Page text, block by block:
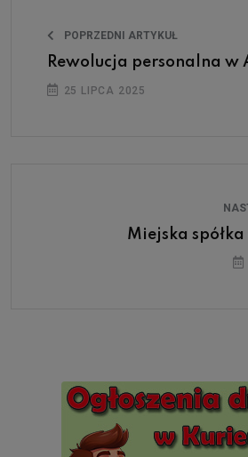
POPRZEDNI ARTYKUŁ
Rewolucja personalna w
25 LIPCA 2025
Miejska